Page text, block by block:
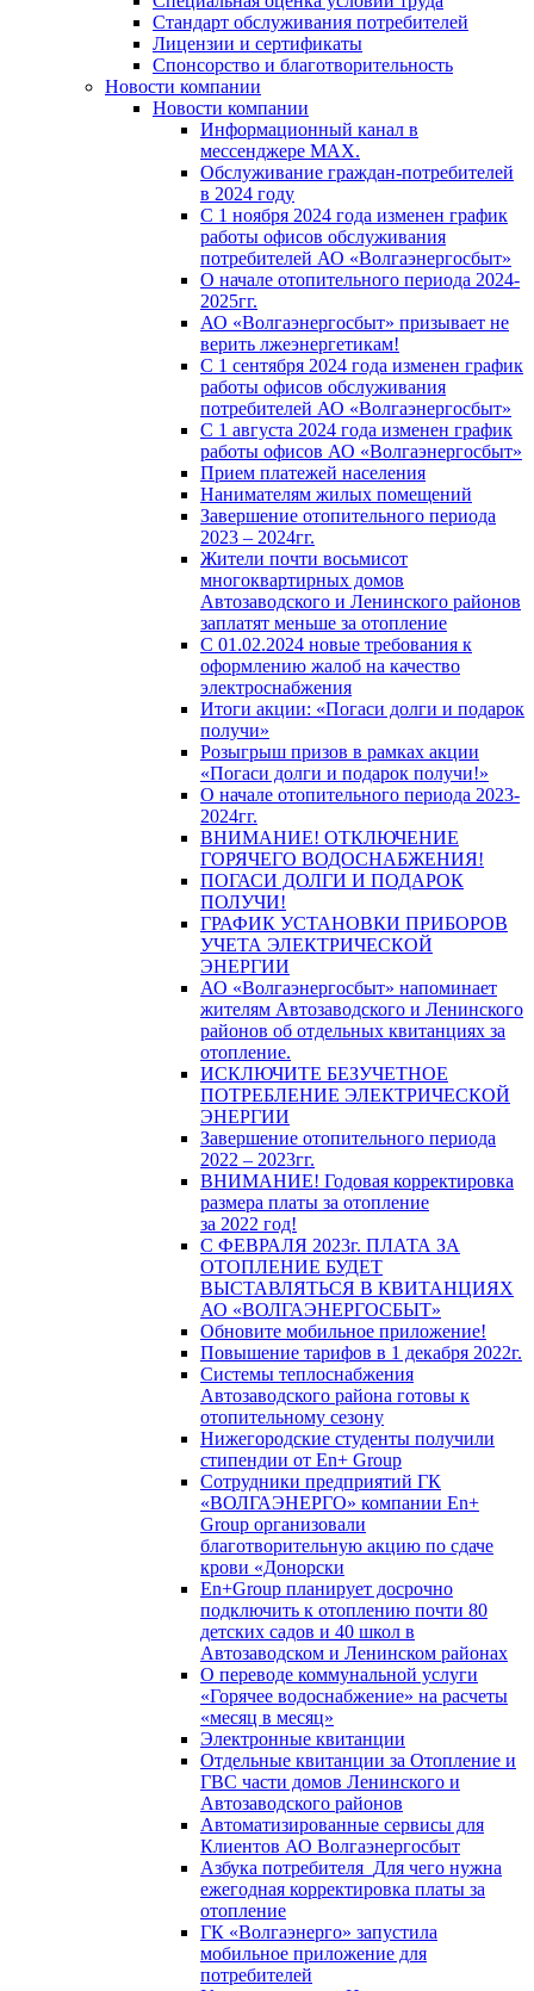
Стандарт обслуживания потребителей
Лицензии и сертификаты
Спонсорство и благотворительность
Новости компании
Новости компании
Информационный канал в
мессенджере MAX.
Обслуживание граждан-потребителей
в 2024 году
С 1 ноября 2024 года изменен график
работы офисов обслуживания
потребителей АО «Волгаэнергосбыт»
О начале отопительного периода 2024-
2025гг.
АО «Волгаэнергосбыт» призывает не
верить лжеэнергетикам!
С 1 сентября 2024 года изменен график
работы офисов обслуживания
потребителей АО «Волгаэнергосбыт»
С 1 августа 2024 года изменен график
работы офисов АО «Волгаэнергосбыт»
Прием платежей населения
Нанимателям жилых помещений
Завершение отопительного периода
2023 – 2024гг.
Жители почти восьмисот
многоквартирных домов
Автозаводского и Ленинского районов
заплатят меньше за отопление
С 01.02.2024 новые требования к
оформлению жалоб на качество
электроснабжения
Итоги акции: «Погаси долги и подарок
получи»
Розыгрыш призов в рамках акции
«Погаси долги и подарок получи!»
О начале отопительного периода 2023-
2024гг.
ВНИМАНИЕ! ОТКЛЮЧЕНИЕ
ГОРЯЧЕГО ВОДОСНАБЖЕНИЯ!
ПОГАСИ ДОЛГИ И ПОДАРОК
ПОЛУЧИ!
ГРАФИК УСТАНОВКИ ПРИБОРОВ
УЧЕТА ЭЛЕКТРИЧЕСКОЙ
ЭНЕРГИИ
АО «Волгаэнергосбыт» напоминает
жителям Автозаводского и Ленинского
районов об отдельных квитанциях за
отопление.
ИСКЛЮЧИТЕ БЕЗУЧЕТНОЕ
ПОТРЕБЛЕНИЕ ЭЛЕКТРИЧЕСКОЙ
ЭНЕРГИИ
Завершение отопительного периода
2022 – 2023гг.
ВНИМАНИЕ! Годовая корректировка
размера платы за отопление
за 2022 год!
С ФЕВРАЛЯ 2023г. ПЛАТА ЗА
ОТОПЛЕНИЕ БУДЕТ
ВЫСТАВЛЯТЬСЯ В КВИТАНЦИЯХ
АО «ВОЛГАЭНЕРГОСБЫТ»
Обновите мобильное приложение!
Повышение тарифов в 1 декабря 2022г.
Системы теплоснабжения
Автозаводского района готовы к
отопительному сезону
Нижегородские студенты получили
стипендии от En+ Group
Сотрудники предприятий ГК
«ВОЛГАЭНЕРГО» компании En+
Group организовали
благотворительную акцию по сдаче
крови «Донорски
En+Group планирует досрочно
подключить к отоплению почти 80
детских садов и 40 школ в
Автозаводском и Ленинском районах
О переводе коммунальной услуги
«Горячее водоснабжение» на расчеты
«месяц в месяц»
Электронные квитанции
Отдельные квитанции за Отопление и
ГВС части домов Ленинского и
Автозаводского районов
Автоматизированные сервисы для
Клиентов АО Волгаэнергосбыт
Азбука потребителя_Для чего нужна
ежегодная корректировка платы за
отопление
ГК «Волгаэнерго» запустила
мобильное приложение для
потребителей